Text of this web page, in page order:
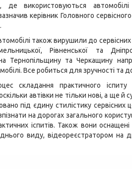
де використовуються автомобілі
керівник Головного
також вирушили до
Рівненської та
Тернопільщину та Черкащину
Все робиться для зручності та
складання практичного
автівки не тільки нові, а ще й
під єдину стилістику сервісних
на дорогах загального
іспитів. Також вони
виду, відеореєстратором на